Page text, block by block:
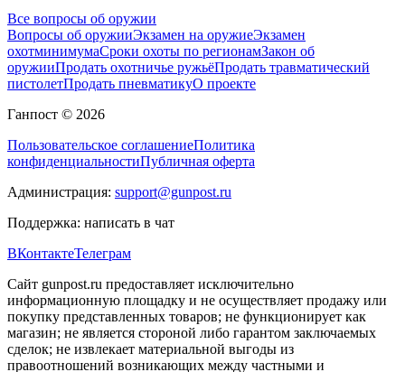
Все вопросы об оружии
Вопросы об оружииЭкзамен на оружиеЭкзамен
охотминимумаСроки охоты по регионамЗакон об
оружииПродать охотничье ружьёПродать травматический
пистолетПродать пневматикуО проекте
Ганпост © 2026
Пользовательское соглашениеПолитика
конфиденциальностиПубличная оферта
Администрация: support@gunpost.ru
Поддержка: написать в чат
ВКонтактеТелеграм
Сайт gunpost.ru предоставляет исключительно
информационную площадку и не осуществляет продажу или
покупку представленных товаров; не функционирует как
магазин; не является стороной либо гарантом заключаемых
сделок; не извлекает материальной выгоды из
правоотношений возникающих между частными и